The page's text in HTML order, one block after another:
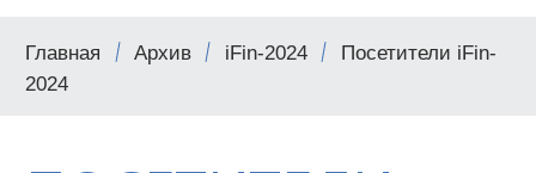
Главная Архив iFin-2024
Посетители iFin-
2024